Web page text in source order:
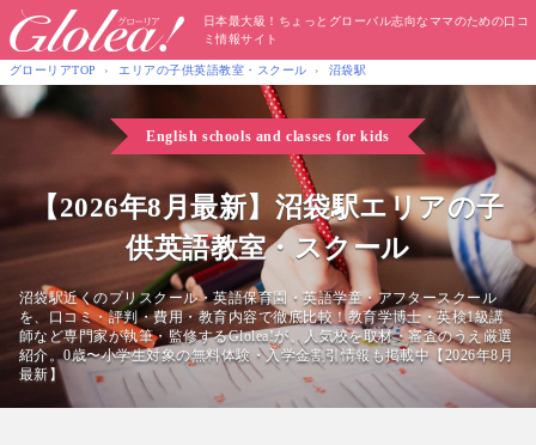
日本最大級！ちょっとグローバル志向なママのための口コ
ミ情報サイト
グローリアTOP エリアの子供英語教室・スクール 沼袋駅
English schools and classes for kids
【2026年8月最新】沼袋駅エリアの子
供英語教室・スクール
沼袋駅近くのプリスクール・英語保育園・英語学童・アフタースクール
を、口コミ・評判・費用・教育内容で徹底比較！教育学博士・英検1級講
師など専門家が執筆・監修するGlolea!が、人気校を取材・審査のうえ厳選
紹介。0歳〜小学生対象の無料体験・入学金割引情報も掲載中【2026年8月
最新】